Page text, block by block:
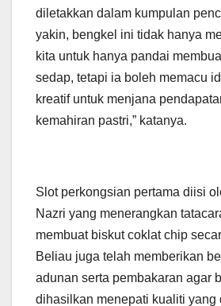
diletakkan dalam kumpulan
yakin, bengkel ini tidak hanya
kita untuk hanya pandai
sedap, tetapi ia boleh memacu
kreatif untuk menjana
kemahiran pastri,” katanya.
Slot perkongsian pertama diisi
Nazri yang menerangkan
membuat biskut coklat chip
Beliau juga telah memberikan
adunan serta pembakaran agar
dihasilkan menepati kualiti yang